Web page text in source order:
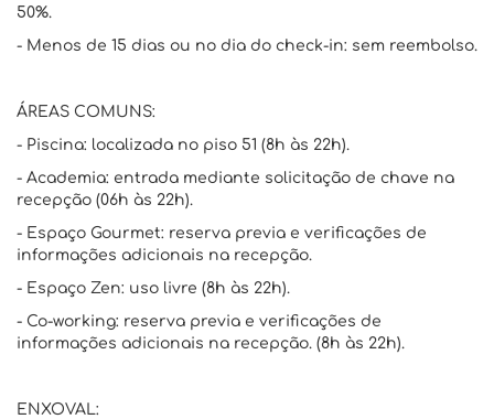
50%.
- Menos de 15 dias ou no dia do check-in: sem reembolso.
ÁREAS COMUNS:
- Piscina: localizada no piso 51 (8h às 22h).
- Academia: entrada mediante solicitação de chave na
recepção (06h às 22h).
- Espaço Gourmet: reserva previa e verificações de
informações adicionais na recepção.
- Espaço Zen: uso livre (8h às 22h).
- Co-working: reserva previa e verificações de
informações adicionais na recepção. (8h às 22h).
ENXOVAL: